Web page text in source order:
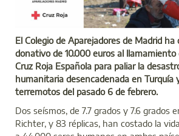
El Colegio de Aparejadores de Madrid
donativo de 10.000 euros al
Cruz Roja Española para paliar la
humanitaria desencadenada en Turquía
terremotos del pasado 6 de febrero.
Dos seísmos, de 7.7 grados y 7.6 grados
Richter, y 83 réplicas, han costado la